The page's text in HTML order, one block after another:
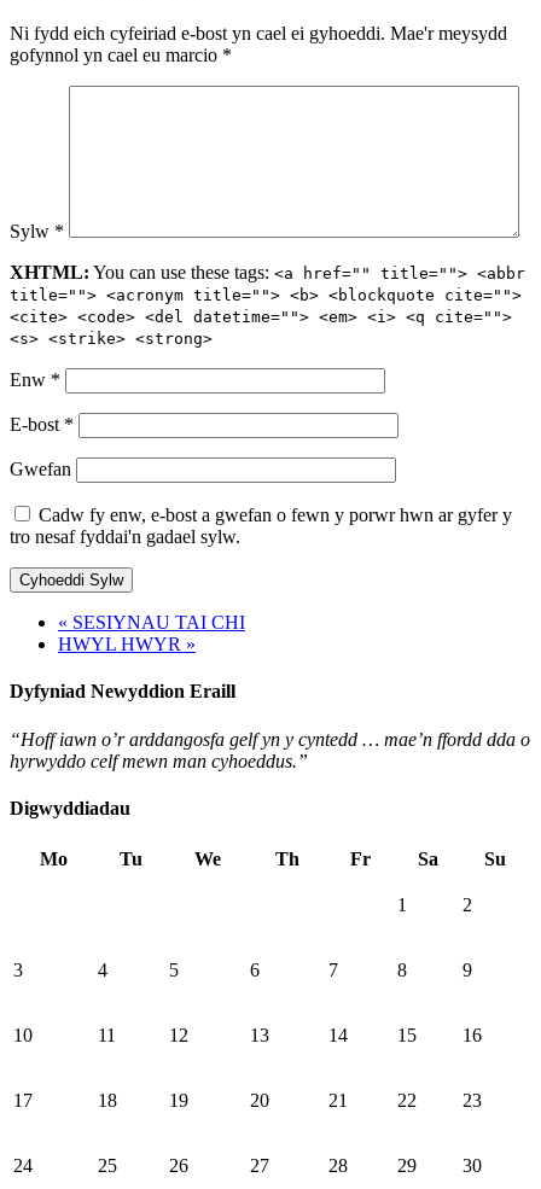
Ni fydd eich cyfeiriad e-bost yn cael ei gyhoeddi. Mae'r meysydd
gofynnol yn cael eu marcio *
Sylw *
XHTML: You can use these tags: <a href="" title=""> <abbr
title=""> <acronym title=""> <b> <blockquote cite="">
<cite> <code> <del datetime=""> <em> <i> <q cite="">
<s> <strike> <strong>
Enw *
E-bost *
Gwefan
Cadw fy enw, e-bost a gwefan o fewn y porwr hwn ar gyfer y
tro nesaf fyddai'n gadael sylw.
« SESIYNAU TAI CHI
HWYL HWYR »
Dyfyniad Newyddion Eraill
“Hoff iawn o’r arddangosfa gelf yn y cyntedd … mae’n ffordd dda o
hyrwyddo celf mewn man cyhoeddus.”
Digwyddiadau
Mo Tu We Th Fr Sa Su
1 2
3 4 5 6 7 8 9
10 11 12 13 14 15 16
17 18 19 20 21 22 23
24 25 26 27 28 29 30